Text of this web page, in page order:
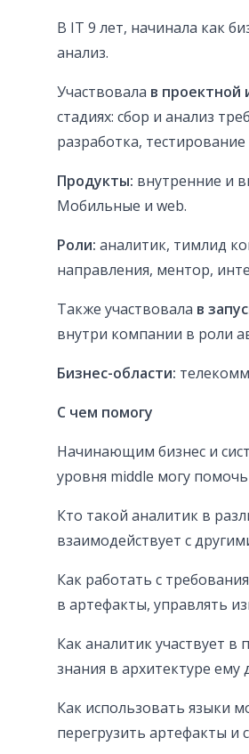
В ІТ 9 лет, начинала как
анализ.
Участвовала в проектной
стадиях: сбор и анализ
разработка, тестирование
Продукты: внутренние и
Мобильные и web.
Роли: аналитик, тимлид
направления, ментор,
Также участвовала в
внутри компании в роли
Бизнес-области:
С чем помогу
Начинающим бизнес и
уровня middle могу
Кто такой аналитик в
взаимодействует с
Как работать с
в артефакты, управлять
Как аналитик участвует
знания в архитектуре ему
Как использовать языки
перегрузить артефакты и